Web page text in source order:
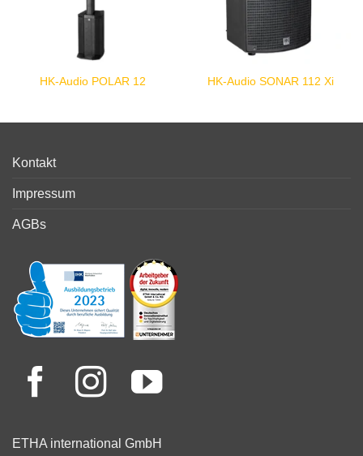
HK-Audio POLAR 12 HK-Audio SONAR 112 Xi
Kontakt
Impressum
AGBs
ETHA international GmbH